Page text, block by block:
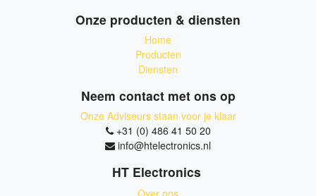
Onze producten & diensten
Home
Producten
Diensten
Neem contact met ons op
Onze Adviseurs staan voor je klaar
+31 (0) 486 41 50 20
info@htelectronics.nl
HT Electronics
Over ons